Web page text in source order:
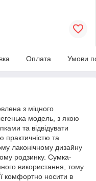
Оплата Умови
з міцного
модель, з якою
та відвідувати
практичністю та
лаконічному дизайну
родзинку. Сумка-
використання, тому
комфортно носити в